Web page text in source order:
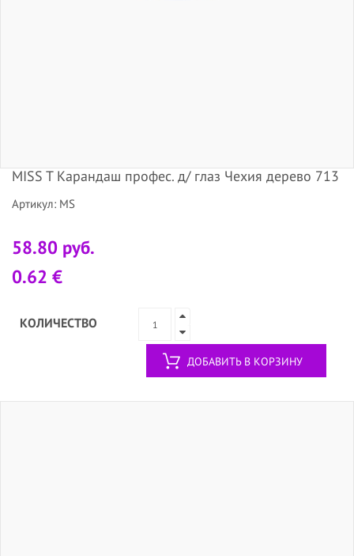
MISS T Карандаш профес. д/ глаз Чехия дерево 713
Артикул: MS
58.80 руб.
0.62 €
КОЛИЧЕСТВО
ДОБАВИТЬ В КОРЗИНУ